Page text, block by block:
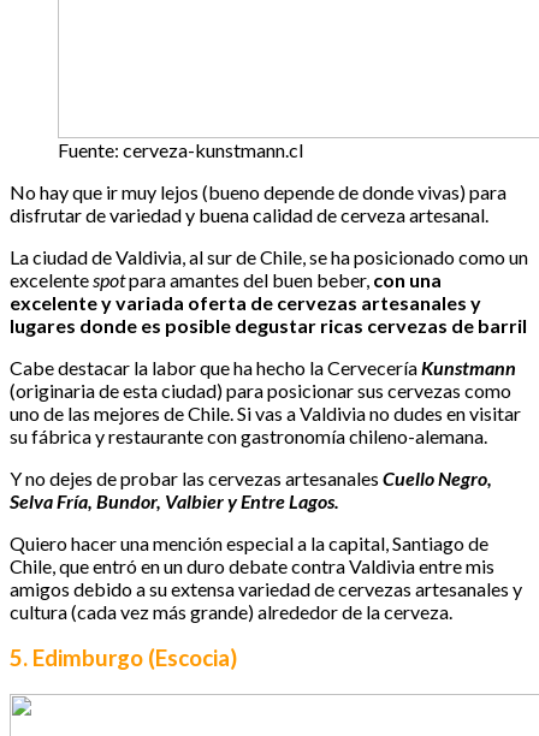
Fuente: cerveza-kunstmann.cl
No hay que ir muy lejos (bueno depende de donde vivas) para
disfrutar de variedad y buena calidad de cerveza artesanal.
La ciudad de Valdivia, al sur de Chile, se ha posicionado como un
excelente spotpara amantes del buen beber, con una
excelente y variada oferta de cervezas artesanales y
lugares donde es posible degustar ricas cervezas de barril
Cabe destacar la labor que ha hecho la Cervecería Kunstmann
(originaria de esta ciudad) para posicionar sus cervezas como
uno de las mejores de Chile. Si vas a Valdivia no dudes en visitar
su fábrica y restaurante con gastronomía chileno-alemana.
Y no dejes de probar las cervezas artesanales Cuello Negro,
Selva Fría, Bundor, Valbier y Entre Lagos.
Quiero hacer una mención especial a la capital, Santiago de
Chile, que entró en un duro debate contra Valdivia entre mis
amigos debido a su extensa variedad de cervezas artesanales y
cultura (cada vez más grande) alrededor de la cerveza.
5. Edimburgo (Escocia)